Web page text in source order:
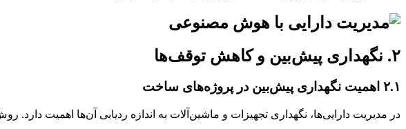
۲. نگهداری پیش‌بین و کاهش توقف‌ها
۲.۱ اهمیت نگهداری پیش‌بین در پروژه‌های ساخت
در مدیریت دارایی‌ها، نگهداری تجهیزات و ماشین‌آلات به اندازه ردیابی آن‌ها اهمیت دارد.